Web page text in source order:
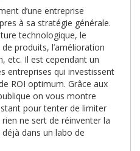
d’une entreprise
à sa stratégie générale.
technologique, le
produits, l’amélioration
etc. Il est cependant un
entreprises qui investissent
ROI optimum. Grâce aux
on vous montre
pour tenter de limiter
ne sert de réinventer la
dans un labo de